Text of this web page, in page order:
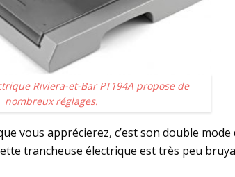
Riviera-et-Bar PT194A propose de
nombreux réglages.
vous apprécierez, c’est son double
trancheuse électrique est très peu